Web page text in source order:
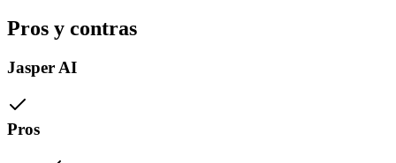
Pros y contras
Jasper AI
Pros